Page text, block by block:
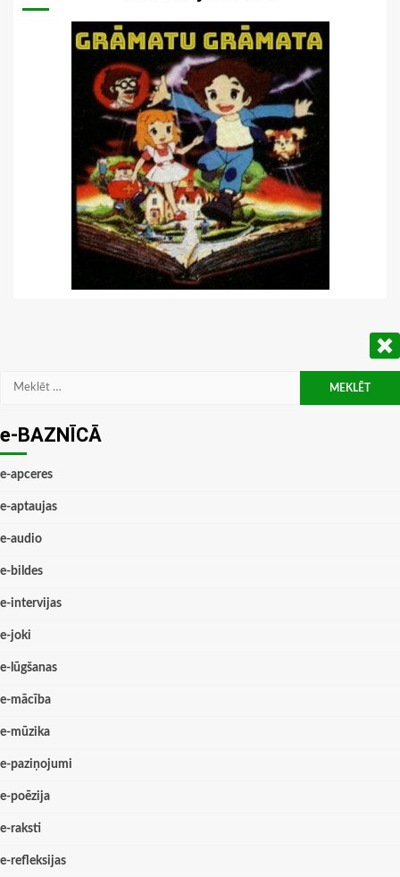
Meklēt:
e-BAZNĪCĀ
e-apceres
e-aptaujas
e-audio
e-bildes
e-intervijas
e-joki
e-lūgšanas
e-mācība
e-mūzika
e-paziņojumi
e-poēzija
e-raksti
e-refleksijas